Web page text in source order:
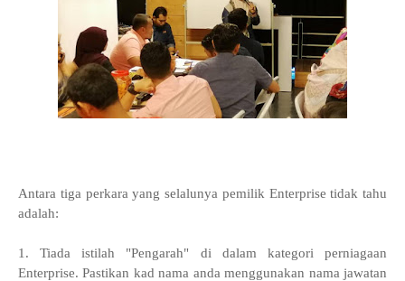
Antara tiga perkara yang selalunya pemilik Enterprise tidak tahu
adalah:
1. Tiada istilah "Pengarah" di dalam kategori perniagaan
Enterprise. Pastikan kad nama anda menggunakan nama jawatan